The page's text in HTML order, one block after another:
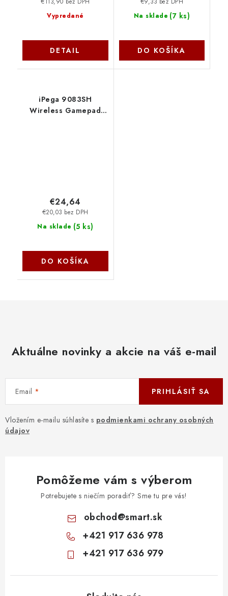
Vypredané
€113,90 bez DPH
DETAIL
Na sklade (7 ks)
€9,33 bez DPH
DO KOŠÍKA
iPega 9083SH
Wireless Gamepad
Na sklade (5 ks)
€20,03 bez DPH
€24,64
DO KOŠÍKA
Aktuálne novinky a akcie na váš e-mail
Email
Vložením e-mailu súhlasíte s podmienkami ochrany osobných
údajov
PRIHLÁSIŤ SA
Pomôžeme vám s výberom
Potrebujete s niečím poradiť? Sme tu pre vás!
obchod@smart.sk
+421 917 636 978
+421 917 636 979